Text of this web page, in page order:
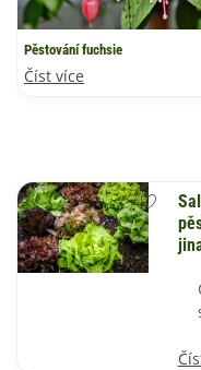
Pěstování fuchsie
Číst více